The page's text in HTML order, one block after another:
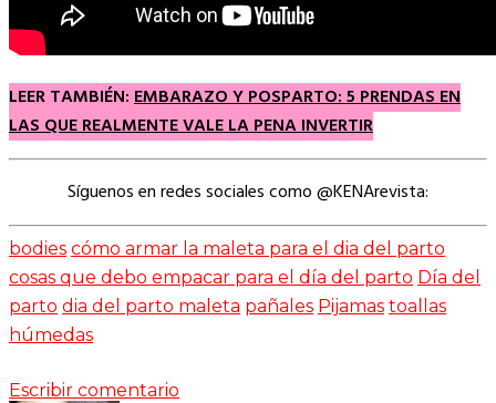
LEER TAMBIÉN:EMBARAZO Y POSPARTO: 5 PRENDAS EN
LAS QUE REALMENTE VALE LA PENA INVERTIR
Síguenos en redes sociales como @KENArevista:
bodies cómo armar la maleta para el dia del parto
cosas que debo empacar para el día del parto Día del
parto dia del parto maleta pañales Pijamas toallas
húmedas
Escribir comentario